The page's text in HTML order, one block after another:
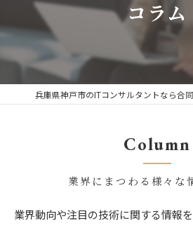
コラム
Column
業界にまつわる様々な
業界動向や注目の技術に関する情報